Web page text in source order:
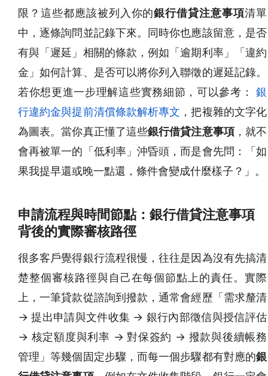
限？這些都應該被列入你的銀行借貸注意事項清單
中，逐條詢問並記錄下來。同時你也應該留意，是否
有與「遲延」相關的條款，例如「逾期利率」「違約
金」如何計算、是否可以將你列入聯徵的遲延記錄。
若你想更進一步理解這些實務細節，可以參考：
銀
行違約金與提前清償條款解析專文 ，把複雜的文字化
為圖表。當你真正懂了這些銀行借貸注意事項，就不
會再被單一的「低利率」沖昏頭，而是會先問：「如
果我提早還或晚一點還，條件會變成什麼樣子？」。
申請流程與時間節點：銀行借貸注意事項
背後的實際審核路徑
很多客戶覺得銀行流程很慢，往往是因為沒有先搞清
楚整個審核路徑與自己在每個節點上的責任。實際
上，一筆貸款從諮詢到撥款，通常會經歷「需求釐清
→ 提出申請與文件收集 → 銀行內部徵信與授信評估
→ 核定額度與利率 → 對保簽約 → 撥款與後續帳務
管理」等幾個固定步驟，而每一個步驟都有對應的銀